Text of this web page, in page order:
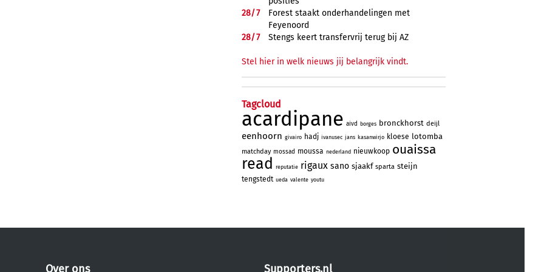
28/7
Forest staakt onderhandelingen met
Feyenoord
28/7 Stengs keert transfervrij terug bij AZ
Stel hier in welk nieuws jij belangrijk vindt.
Tagcloud
acardipane aivd borges bronckhorst deijl
eenhoorn givairo hadj ivanusec jans kasanwirjo kloese lotomba
matchday mossad moussa nederland nieuwkoop ouaissa
read reputatie rigaux sano sjaakf sparta steijn
tengstedt ueda valente youtu
Over ons Supporters.nl